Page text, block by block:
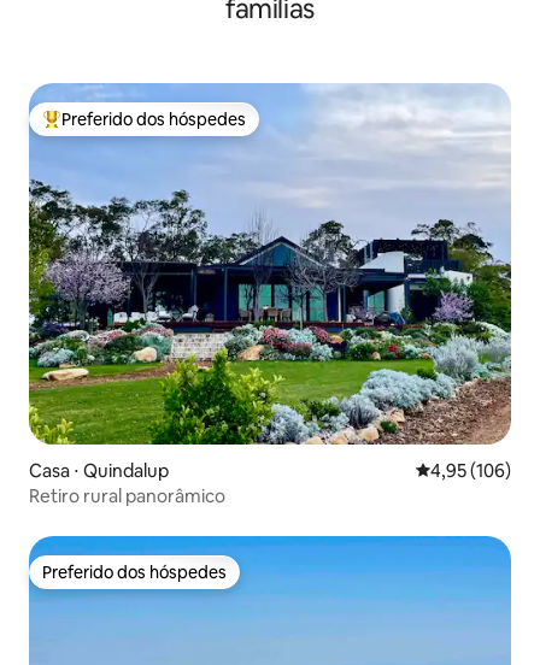
famílias
Entre os melhores preferidos dos hóspedes
Preferido dos hóspedes
Casa ⋅ Quindalup 4,95 de uma
4,95 (106)
Retiro rural panorâmico
Preferido dos hóspedes
Preferido dos hóspedes